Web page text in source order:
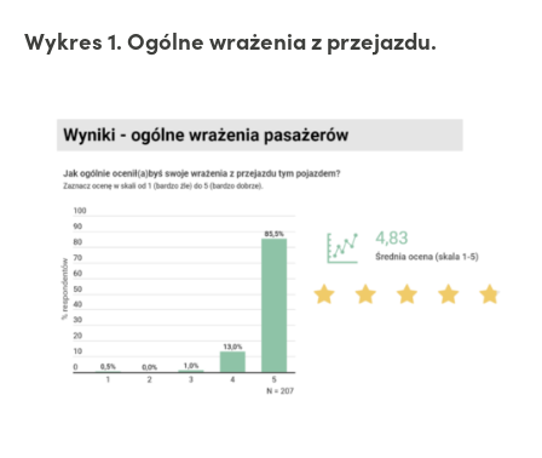
Wykres 1. Ogólne wrażenia z przejazdu.